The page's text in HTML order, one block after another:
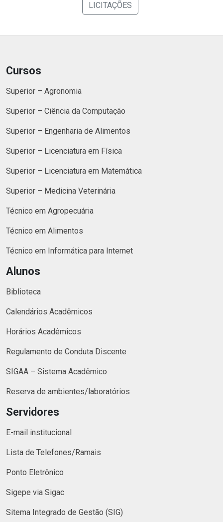
LICITAÇÕES
Cursos
Superior – Agronomia
Superior – Ciência da Computação
Superior – Engenharia de Alimentos
Superior – Licenciatura em Física
Superior – Licenciatura em Matemática
Superior – Medicina Veterinária
Técnico em Agropecuária
Técnico em Alimentos
Técnico em Informática para Internet
Alunos
Biblioteca
Calendários Acadêmicos
Horários Acadêmicos
Regulamento de Conduta Discente
SIGAA – Sistema Acadêmico
Reserva de ambientes/laboratórios
Servidores
E-mail institucional
Lista de Telefones/Ramais
Ponto Eletrônico
Sigepe via Sigac
Sitema Integrado de Gestão (SIG)